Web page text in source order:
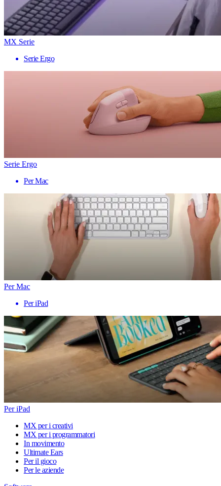
MX Serie
Serie Ergo
Serie Ergo
Per Mac
Per Mac
Per iPad
Per iPad
MX per i creativi
MX per i programmatori
In movimento
Ultimate Ears
Per il gioco
Per le aziende